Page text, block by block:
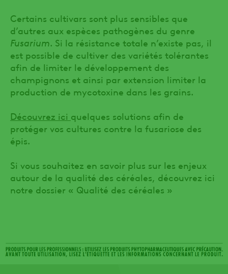
Certains cultivars sont plus sensibles que
d’autres aux espèces pathogènes du genre
Fusarium. Si la résistance totale n’existe pas, il
est possible de cultiver des variétés tolérantes
afin de limiter le développement des
champignons et ainsi par extension limiter la
production de mycotoxine dans les grains.
Découvrez ici quelques solutions afin de
protéger vos cultures contre la fusariose des
épis.
Si vous souhaitez en savoir plus sur les enjeux
autour de la qualité des céréales, découvrez ici
notre dossier « Qualité des céréales »